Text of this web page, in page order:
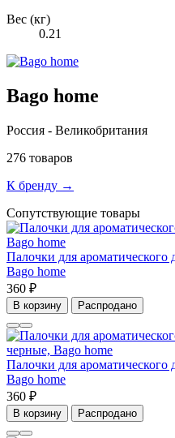
Вес (кг)
0.21
Bago home
Россия - Великобритания
276 товаров
К бренду →
Сопутствующие товары
Палочки для
Bago home
360 ₽
В корзину Распродано
Палочки для
Bago home
360 ₽
В корзину Распродано